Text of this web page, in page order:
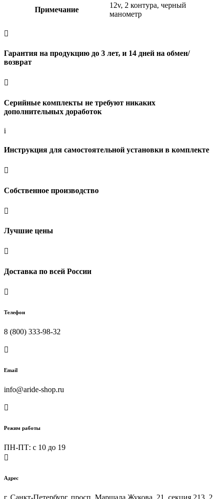
Примечание
12v, 2 контура, черный
манометр

Гарантия на продукцию до 3 лет, и 14 дней на обмен/
возврат

Серийные комплекты не требуют никаких
дополнительных доработок
i
Инструкция для самостоятельной установки в комплекте

Собственное производство

Лучшие цены

Доставка по всей России

Телефон
8 (800) 333-98-32

Email
info@aride-shop.ru

Режим работы
ПН-ПТ: c 10 до 19

Адрес
г. Санкт-Петербург, просп. Маршала Жукова, 21, секция 213, 2